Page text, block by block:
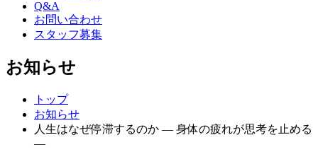
Q&A
お問い合わせ
スタッフ募集
お知らせ
トップ
お知らせ
人生はなぜ停滞するのか ― 身体の疲れが思考を止める
―